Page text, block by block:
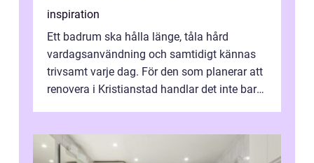
inspiration
Ett badrum ska hålla länge, tåla hård
vardagsanvändning och samtidigt kännas
trivsamt varje dag. För den som planerar att
renovera i Kristianstad handlar det inte bara